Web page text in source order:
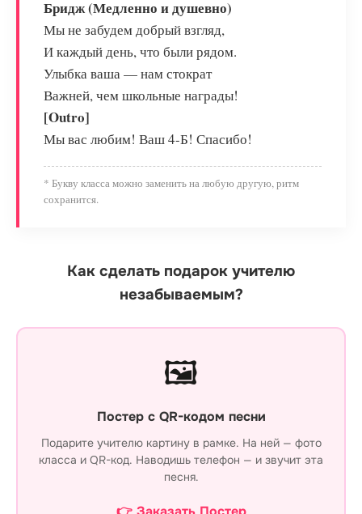
Бридж (Медленно и душевно)
Мы не забудем добрый взгляд,
И каждый день, что были рядом.
Улыбка ваша — нам стократ
Важней, чем школьные награды!
[Outro]
Мы вас любим! Ваш 4-Б! Спасибо!
* Букву класса можно заменить на любую другую, ритм
сохранится.
Как сделать подарок учителю
незабываемым?
🖼️
Постер с QR-кодом песни
Подарите учителю картину в рамке. На ней — фото
класса и QR-код. Наводишь телефон — и звучит эта
песня.